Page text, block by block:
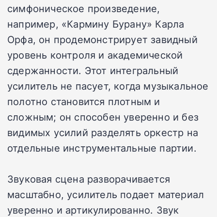
симфоническое произведение,
например, «Кармину Бурану» Карла
Орфа, он продемонстрирует завидный
уровень контроля и академической
сдержанности. Этот интегральный
усилитель не пасует, когда музыкальное
полотно становится плотным и
сложным; он способен уверенно и без
видимых усилий разделять оркестр на
отдельные инструментальные партии.
Звуковая сцена разворачивается
масштабно, усилитель подает материал
уверенно и артикулированно. Звук